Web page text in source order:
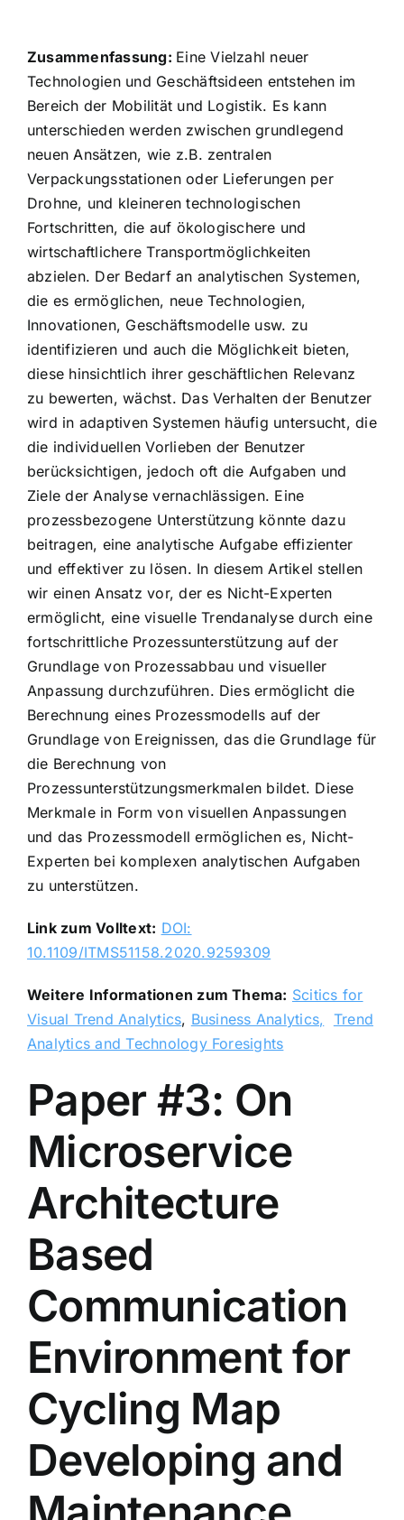
Zusammenfassung: Eine Vielzahl neuer
Technologien und Geschäftsideen entstehen im
Bereich der Mobilität und Logistik. Es kann
unterschieden werden zwischen grundlegend
neuen Ansätzen, wie z.B. zentralen
Verpackungsstationen oder Lieferungen per
Drohne, und kleineren technologischen
Fortschritten, die auf ökologischere und
wirtschaftlichere Transportmöglichkeiten
abzielen. Der Bedarf an analytischen Systemen,
die es ermöglichen, neue Technologien,
Innovationen, Geschäftsmodelle usw. zu
identifizieren und auch die Möglichkeit bieten,
diese hinsichtlich ihrer geschäftlichen Relevanz
zu bewerten, wächst. Das Verhalten der Benutzer
wird in adaptiven Systemen häufig untersucht, die
die individuellen Vorlieben der Benutzer
berücksichtigen, jedoch oft die Aufgaben und
Ziele der Analyse vernachlässigen. Eine
prozessbezogene Unterstützung könnte dazu
beitragen, eine analytische Aufgabe effizienter
und effektiver zu lösen. In diesem Artikel stellen
wir einen Ansatz vor, der es Nicht-Experten
ermöglicht, eine visuelle Trendanalyse durch eine
fortschrittliche Prozessunterstützung auf der
Grundlage von Prozessabbau und visueller
Anpassung durchzuführen. Dies ermöglicht die
Berechnung eines Prozessmodells auf der
Grundlage von Ereignissen, das die Grundlage für
die Berechnung von
Prozessunterstützungsmerkmalen bildet. Diese
Merkmale in Form von visuellen Anpassungen
und das Prozessmodell ermöglichen es, Nicht-
Experten bei komplexen analytischen Aufgaben
zu unterstützen.
Link zum Volltext: DOI:
10.1109/ITMS51158.2020.9259309
Weitere Informationen zum Thema: Scitics for
Visual Trend Analytics, Business Analytics, Trend
Analytics and Technology Foresights
Paper #3: On
Microservice
Architecture
Based
Communication
Environment for
Cycling Map
Developing and